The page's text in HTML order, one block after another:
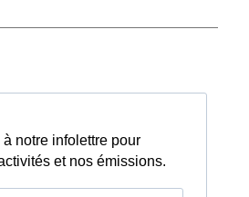
notre infolettre pour
et nos émissions.